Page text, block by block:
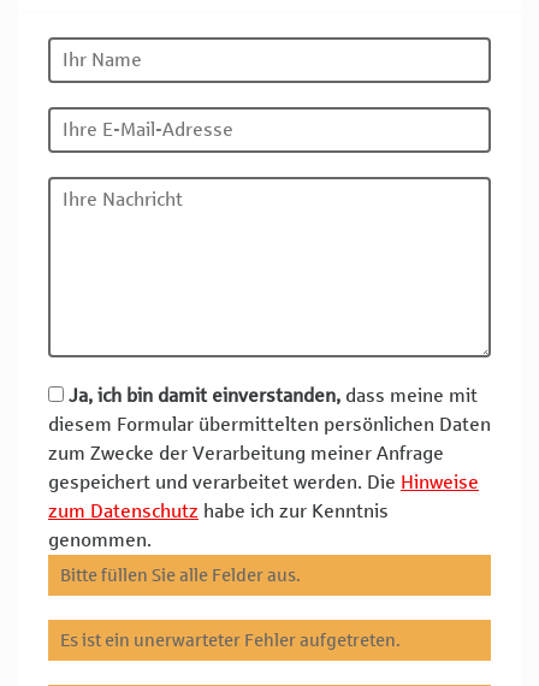
Ja, ich bin damit einverstanden, dass meine mit
diesem Formular übermittelten persönlichen Daten
zum Zwecke der Verarbeitung meiner Anfrage
gespeichert und verarbeitet werden. Die Hinweise
zum Datenschutz habe ich zur Kenntnis
genommen.
Bitte füllen Sie alle Felder aus.
Es ist ein unerwarteter Fehler aufgetreten.